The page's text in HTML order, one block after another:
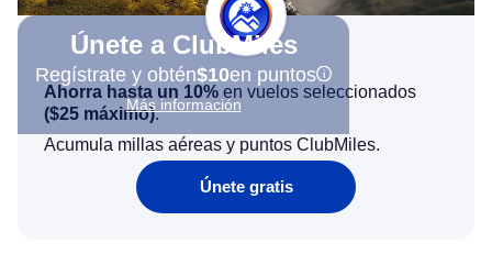
Únete a ClubMiles
Regístrate y obtén$10en puntos
Más información
Ahorra hasta un 10% en vuelos seleccionados
($25 máximo).
Acumula millas aéreas y puntos ClubMiles.
Únete gratis